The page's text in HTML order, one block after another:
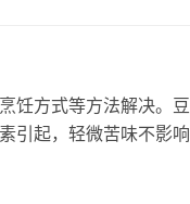
饪方式等方法解决。
引起，轻微苦味不影响